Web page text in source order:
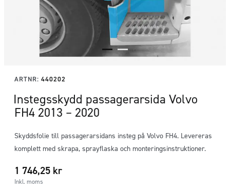
ARTNR: 440202
Instegsskydd passagerarsida Volvo
FH4 2013 – 2020
Skyddsfolie till passagerarsidans insteg på Volvo FH4. Levereras
komplett med skrapa, sprayflaska och monteringsinstruktioner.
1 746,25 kr
Inkl. moms